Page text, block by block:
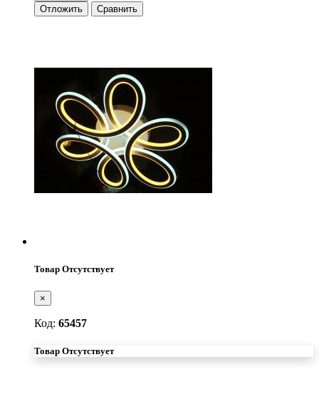
Отложить
Сравнить
Товар Отсутствует
×
Код: 65457
Товар Отсутствует